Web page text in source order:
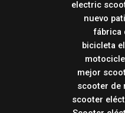
electric
nuevo
fábrica
bicicleta
mejor
scooter de
scooter